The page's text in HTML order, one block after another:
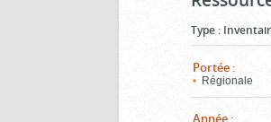
Type :
Portée :
Régionale